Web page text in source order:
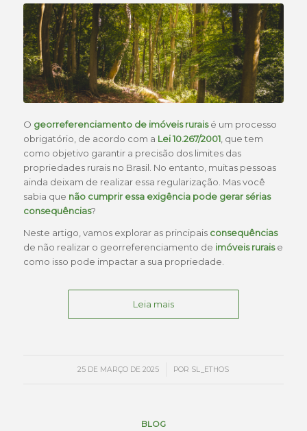
O georreferenciamento de imóveis ruraisé um processo
obrigatório, de acordo com a Lei 10.267/2001, que tem
como objetivo garantir a precisão dos limites das
propriedades rurais no Brasil. No entanto, muitas pessoas
ainda deixam de realizar essa regularização. Mas você
sabia que não cumprir essa exigência pode gerar sérias
consequências?
Neste artigo, vamos explorar as principais consequências
de não realizar o georreferenciamento de imóveis ruraise
como isso pode impactar a sua propriedade.
Leia mais
25 DE MARÇO DE 2025
/ POR SL_ETHOS
BLOG